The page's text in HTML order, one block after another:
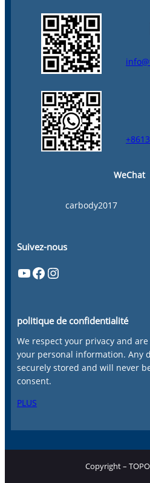
WeChat
carbody2017
Suivez-nous
YouTube Facebook Instagram
politique de confidentialité
We respect your privacy and
your personal information. Any
securely stored and will never
consent.
PLUS
Copyright –